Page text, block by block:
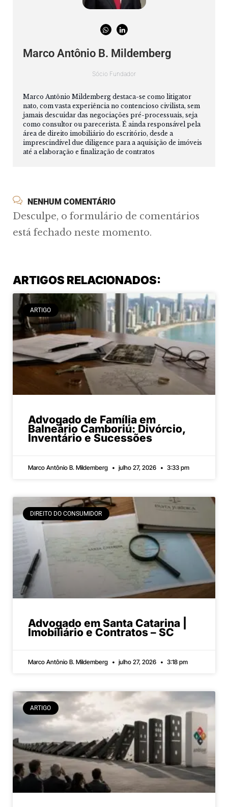
Marco Antônio B. Mildemberg
Sócio Fundador
Marco Antônio Mildemberg destaca-se como litigator
nato, com vasta experiência no contencioso civilista, sem
jamais descuidar das negociações pré-processuais, seja
como consultor ou parecerista. É ainda responsável pela
área de direito imobiliário do escritório, desde a
imprescindível due diligence para a aquisição de imóveis
até a elaboração e finalização de contratos
NENHUM COMENTÁRIO
Desculpe, o formulário de comentários
está fechado neste momento.
ARTIGOS RELACIONADOS:
ARTIGO
Advogado de Família em
Balneário Camboriú: Divórcio,
Inventário e Sucessões
Marco Antônio B. Mildemberg julho 27, 2026 3:33 pm
DIREITO DO CONSUMIDOR
Advogado em Santa Catarina |
Imobiliário e Contratos – SC
Marco Antônio B. Mildemberg julho 27, 2026 3:18 pm
ARTIGO